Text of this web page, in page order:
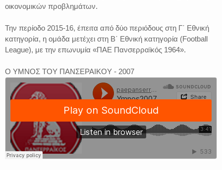
οικονομικών προβλημάτων.
Την περίοδο 2015-16, έπειτα από δύο περιόδους στη Γ΄ Εθνική
κατηγορία, η ομάδα μετέχει στη Β΄ Εθνική κατηγορία (Football
League), με την επωνυμία «ΠΑΕ Πανσερραϊκός 1964».
Ο ΥΜΝΟΣ ΤΟΥ ΠΑΝΣΕΡΑΙΚΟΥ - 2007